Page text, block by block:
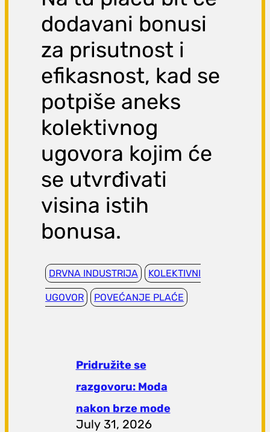
dodavani bonusi
za prisutnost i
efikasnost, kad se
potpiše aneks
kolektivnog
ugovora kojim će
se utvrđivati
visina istih
bonusa.
DRVNA INDUSTRIJA KOLEKTIVNI
UGOVOR POVEĆANJE PLAĆE
Pridružite se
razgovoru: Moda
nakon brze mode
July 31, 2026